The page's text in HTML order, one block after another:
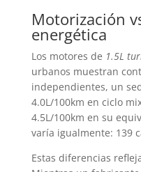
Motorización
energética
Los motores de 1.5L
urbanos muestran
independientes, un
4.0L/100km en ciclo
4.5L/100km en su
varía igualmente: 139
Estas diferencias